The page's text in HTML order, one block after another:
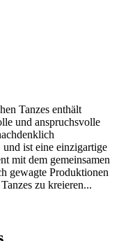
Tanzes enthält
und anspruchsvolle
ist eine einzigartige
mit dem gemeinsamen
gewagte Produktionen
zu kreieren...